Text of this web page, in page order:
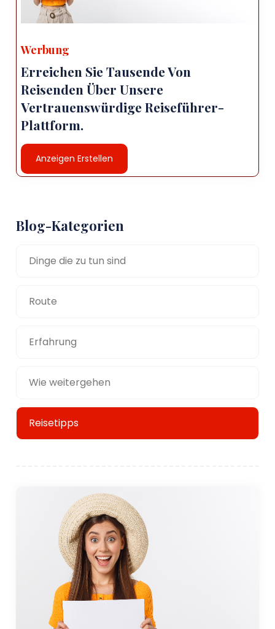
Werbung
Erreichen Sie Tausende Von
Reisenden Über Unsere
Vertrauenswürdige Reiseführer-
Plattform.
Anzeigen Erstellen
Blog-Kategorien
Dinge die zu tun sind
Route
Erfahrung
Wie weitergehen
Reisetipps